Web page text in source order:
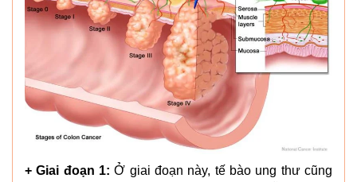
+ Giai đoạn 1:Ở giai đoạn này, tế bào ung thư cũng